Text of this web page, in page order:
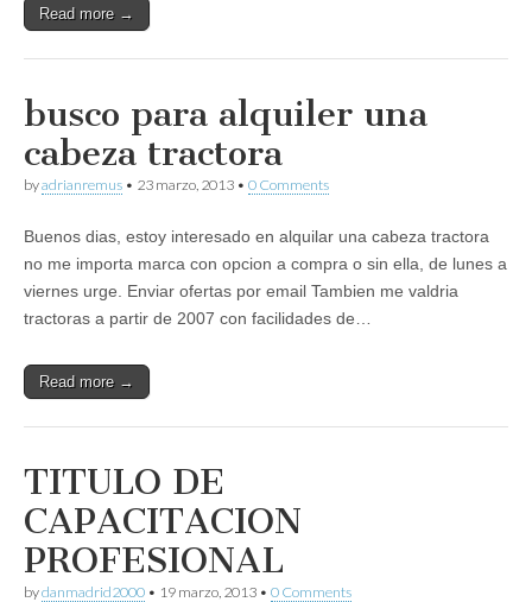
Read more →
busco para alquiler una
cabeza tractora
byadrianremus • 23 marzo, 2013 • 0 Comments
Buenos dias, estoy interesado en alquilar una cabeza tractora
no me importa marca con opcion a compra o sin ella, de lunes a
viernes urge. Enviar ofertas por email Tambien me valdria
tractoras a partir de 2007 con facilidades de…
Read more →
TITULO DE
CAPACITACION
PROFESIONAL
bydanmadrid2000 • 19 marzo, 2013 • 0 Comments